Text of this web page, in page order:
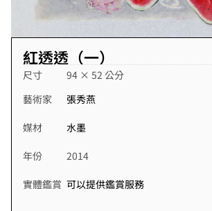
紅透透（一）
尺寸
94 × 52 公分
藝術家
張秀燕
媒材 水墨
年份 2014
實體鑑賞 可以提供鑑賞服務